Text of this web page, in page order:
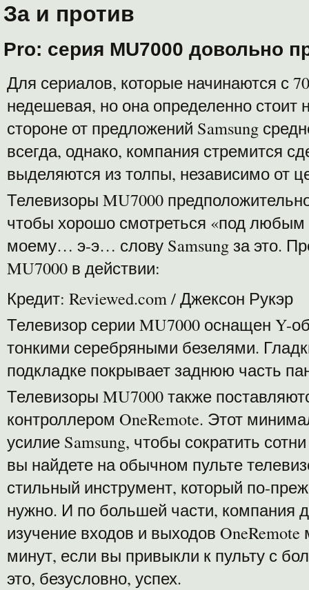
За и против
Pro: серия MU7000 довольно
Для сериалов, которые начинаются с
недешевая, но она определенно стоит
стороне от предложений Samsung
всегда, однако, компания стремится
выделяются из толпы, независимо от
Телевизоры MU7000
чтобы хорошо смотреться «под любым
моему… э-э… слову Samsung за это.
MU7000 в действии:
Кредит: Reviewed.com / Джексон Рукэр
Телевизор серии MU7000 оснащен Y-
тонкими серебряными безелями.
подкладке покрывает заднюю часть
Телевизоры MU7000 также
контроллером OneRemote. Этот
усилие Samsung, чтобы сократить
вы найдете на обычном пульте
стильный инструмент, который по-
нужно. И по большей части, компания
изучение входов и выходов
минут, если вы привыкли к пульту с
это, безусловно, успех.